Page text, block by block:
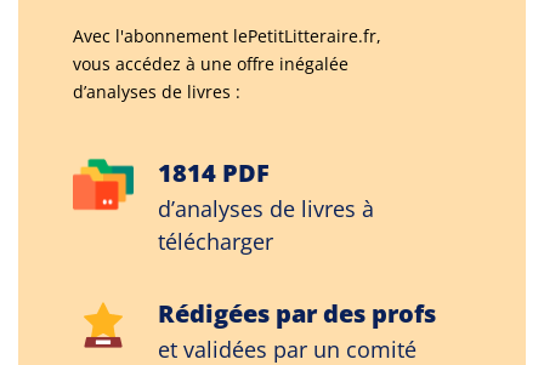
Avec l'abonnement lePetitLitteraire.fr,
vous accédez à une offre inégalée
d’analyses de livres :
1814 PDF
d’analyses de livres à
télécharger
Rédigées par des profs
et validées par un comité